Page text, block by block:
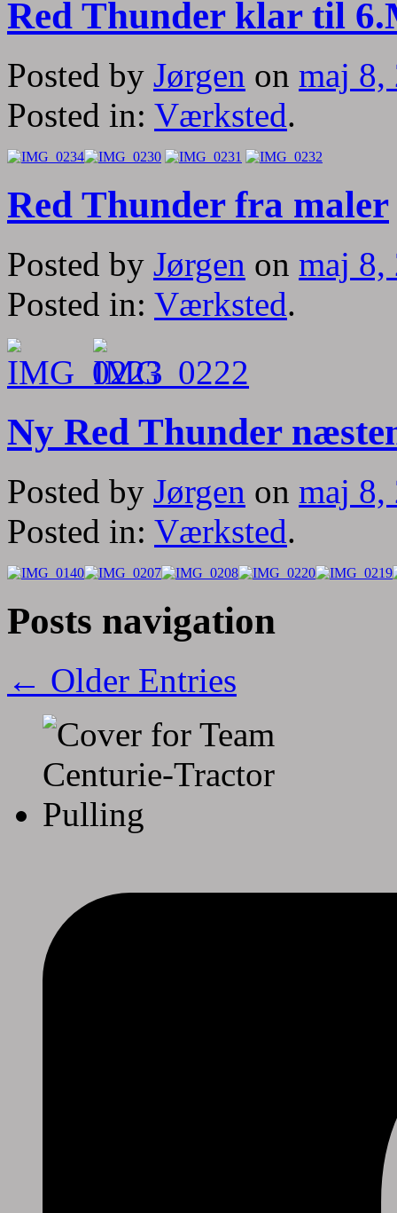
Red Thunder klar til
Posted by Jørgen on maj 8,
Posted in: Værksted.
Red Thunder fra maler
Posted by Jørgen on maj 8,
Posted in: Værksted.
Ny Red Thunder
Posted by Jørgen on maj 8,
Posted in: Værksted.
Posts navigation
← Older Entries